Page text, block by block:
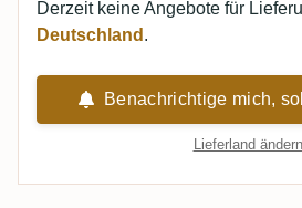
Derzeit keine Angebote für
Deutschland .
Benachrichtige mich,
Lieferland ändern